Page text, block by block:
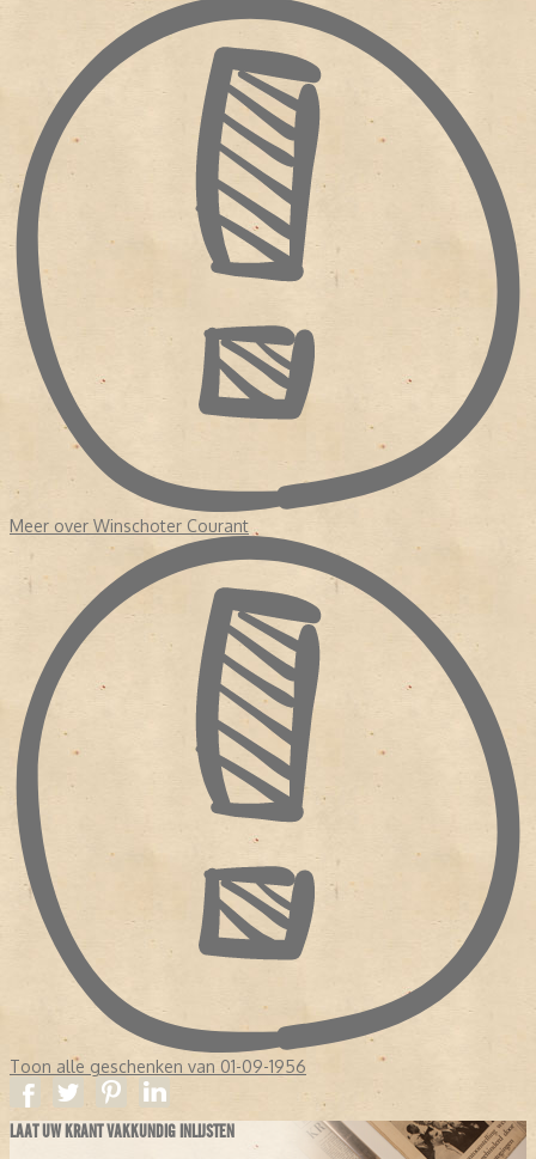
Meer over Winschoter Courant
Toon alle geschenken van 01-09-1956
LAAT UW KRANT VAKKUNDIG INLIJSTEN